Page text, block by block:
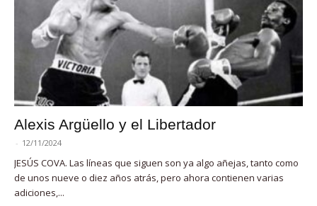
Alexis Argüello y el Libertador
- 12/11/2024
JESÚS COVA. Las líneas que siguen son ya algo añejas, tanto como
de unos nueve o diez años atrás, pero ahora contienen varias
adiciones,...